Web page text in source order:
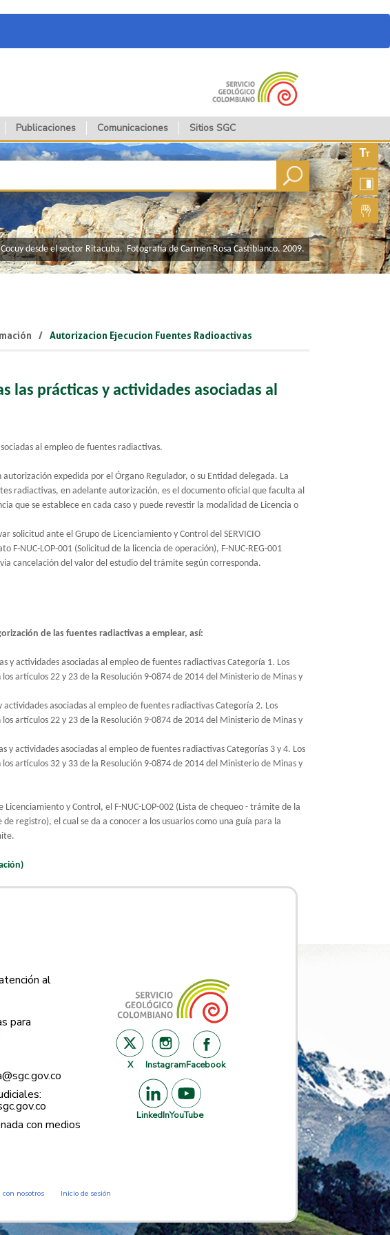
Publicaciones Comunicaciones Sitios SGC
fuente
Lengua
de
desde el sector Ritacuba. Fotografía de Carmen Rosa Castiblanco. 2009.
Autorizacion Ejecucion Fuentes Radioactivas
prácticas y actividades asociadas al
al empleo de fuentes radiactivas.
expedida por el Órgano Regulador, o su Entidad delegada. La
radiactivas, en adelante autorización, es el documento oficial que faculta al
que se establece en cada caso y puede revestir la modalidad de Licencia o
solicitud ante el Grupo de Licenciamiento y Control del SERVICIO
F-NUC-LOP-001 (Solicitud de la licencia de operación), F-NUC-REG-001
cancelación del valor del estudio del trámite según corresponda.
de las fuentes radiactivas a emplear, así:
y actividades asociadas al empleo de fuentes radiactivas Categoría 1. Los
artículos 22 y 23 de la Resolución 9-0874 de 2014 del Ministerio de Minas y
actividades asociadas al empleo de fuentes radiactivas Categoría 2. Los
artículos 22 y 23 de la Resolución 9-0874 de 2014 del Ministerio de Minas y
y actividades asociadas al empleo de fuentes radiactivas Categorías 3 y 4. Los
artículos 32 y 33 de la Resolución 9-0874 de 2014 del Ministerio de Minas y
y Control, el F-NUC-LOP-002 (Lista de chequeo - trámite de la
registro), el cual se da a conocer a los usuarios como una guía para la
al
para
con medios
X InstagramFacebook
LinkedInYouTube
nosotros Inicio de sesión